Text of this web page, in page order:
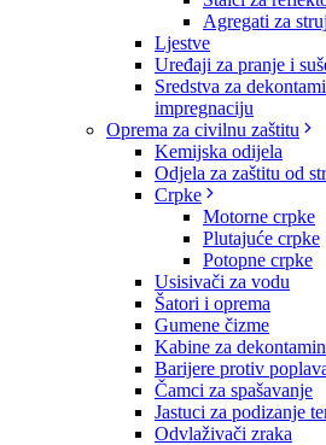
Agregati za
Ljestve
Uređaji za pranje i
Sredstva za
impregnaciju
Oprema za civilnu zaštitu
Kemijska odijela
Odjela za zaštitu od
Crpke
Motorne crpke
Plutajuće crpke
Potopne crpke
Usisivači za vodu
Šatori i oprema
Gumene čizme
Kabine za
Barijere protiv
Čamci za spašavanje
Jastuci za podizanje
Odvlaživači zraka